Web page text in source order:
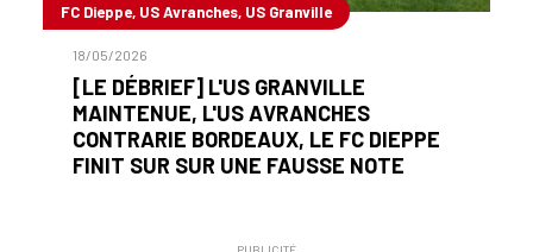
FC Dieppe, US Avranches, US Granville
18/05/2026
[LE DÉBRIEF] L'US GRANVILLE
MAINTENUE, L'US AVRANCHES
CONTRARIE BORDEAUX, LE FC DIEPPE
FINIT SUR SUR UNE FAUSSE NOTE
PUBLICITÉ